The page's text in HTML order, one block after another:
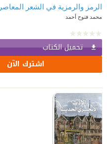
الرمز والرمزية في الشعر المعاصر
محمد فتوح أحمد
تحميل الكتاب
اشترك الآن